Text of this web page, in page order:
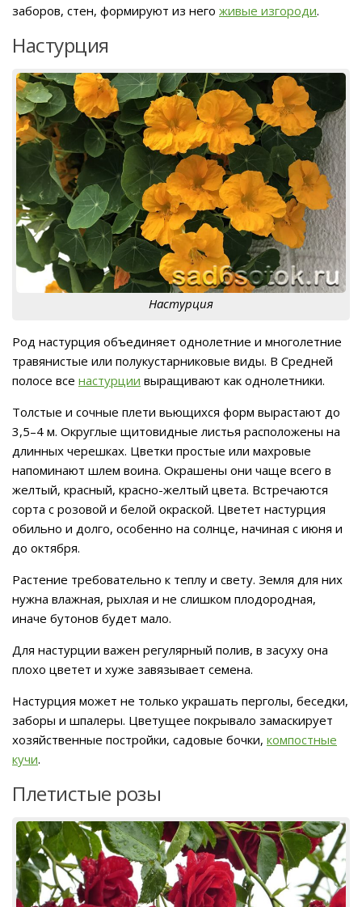
заборов, стен, формируют из него живые изгороди.
Настурция
Настурция
Род настурция объединяет однолетние и многолетние
травянистые или полукустарниковые виды. В Средней
полосе все настурции выращивают как однолетники.
Толстые и сочные плети вьющихся форм вырастают до
3,5–4 м. Округлые щитовидные листья расположены на
длинных черешках. Цветки простые или махровые
напоминают шлем воина. Окрашены они чаще всего в
желтый, красный, красно-желтый цвета. Встречаются
сорта с розовой и белой окраской. Цветет настурция
обильно и долго, особенно на солнце, начиная с июня и
до октября.
Растение требовательно к теплу и свету. Земля для них
нужна влажная, рыхлая и не слишком плодородная,
иначе бутонов будет мало.
Для настурции важен регулярный полив, в засуху она
плохо цветет и хуже завязывает семена.
Настурция может не только украшать перголы, беседки,
заборы и шпалеры. Цветущее покрывало замаскирует
хозяйственные постройки, садовые бочки, компостные
кучи.
Плетистые розы